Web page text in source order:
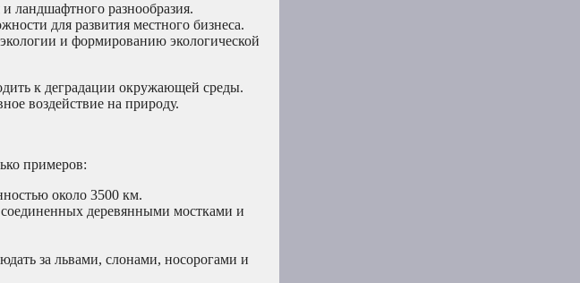
ландшафтного разнообразия.
для развития местного бизнеса.
и формированию экологической
к деградации окружающей среды.
воздействие на природу.
примеров:
около 3500 км.
деревянными мостками и
за львами, слонами, носорогами и